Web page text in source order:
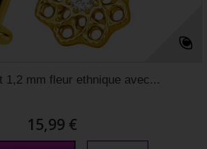
1,2 mm fleur ethnique avec...
15,99 €